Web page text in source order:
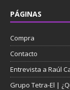
PÁGINAS
Compra
Contacto
Entrevista a Raúl
Grupo Tetra-El |